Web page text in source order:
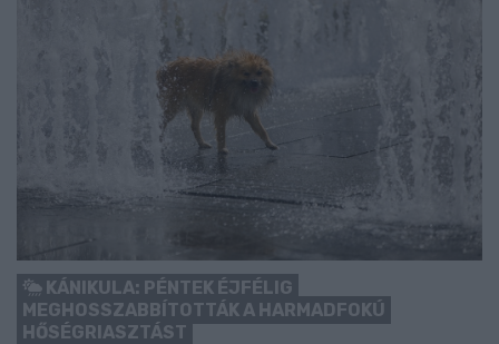
KÁNIKULA: PÉNTEK ÉJFÉLIG
MEGHOSSZABBÍTOTTÁK A HARMADFOKÚ
HŐSÉGRIASZTÁST